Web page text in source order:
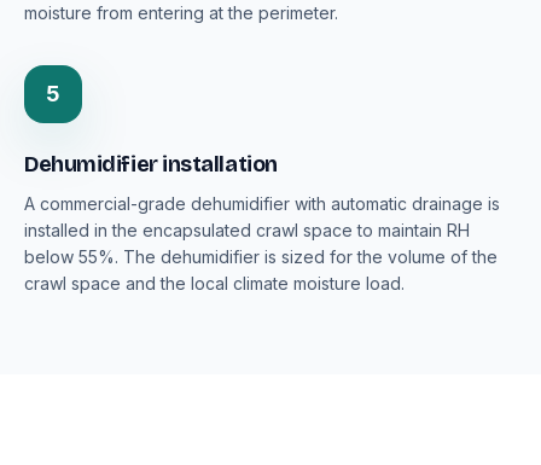
moisture from entering at the perimeter.
5
Dehumidifier installation
A commercial-grade dehumidifier with automatic drainage is
installed in the encapsulated crawl space to maintain RH
below 55%. The dehumidifier is sized for the volume of the
crawl space and the local climate moisture load.